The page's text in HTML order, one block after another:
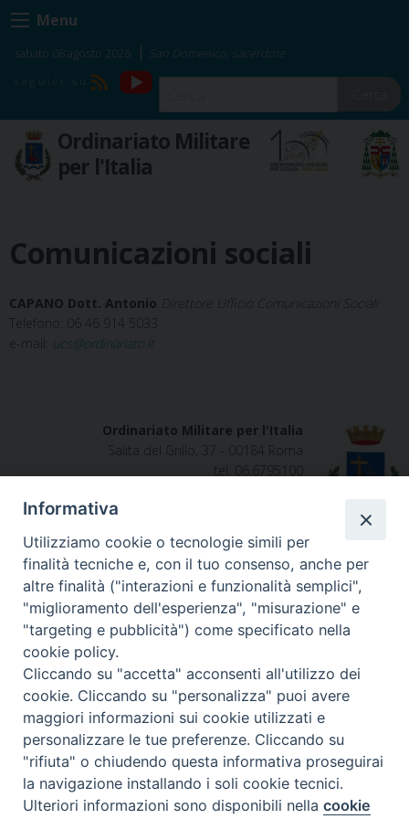
Skip
to
content
Menu
sabato 08 agosto 2026 San Domenico, sacerdote
RSS
YouTube
Ordinariato Militare
per l'Italia
Comunicazioni sociali
CAPANO Dott. Antonio
Direttore Ufficio Comunicazioni Sociali
Telefono: 06 46 914 5033
e-mail:
ucs@ordinariato.it
Ordinariato Militare per l'Italia
Salita del Grillo, 37 - 00184 Roma
tel. 06.6795100
Preferenze Cookie
Informativa
Utilizziamo cookie o tecnologie simili per
finalità tecniche e, con il tuo consenso, anche per
altre finalità ("interazioni e funzionalità semplici",
"miglioramento dell'esperienza", "misurazione" e
"targeting e pubblicità") come specificato nella
cookie policy.
Cliccando su "accetta" acconsenti all'utilizzo dei
cookie. Cliccando su "personalizza" puoi avere
maggiori informazioni sui cookie utilizzati e
personalizzare le tue preferenze. Cliccando su
"rifiuta" o chiudendo questa informativa proseguirai
la navigazione installando i soli cookie tecnici.
Ulteriori informazioni sono disponibili nellacookie